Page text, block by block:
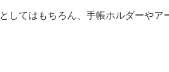
してはもちろん、手帳ホルダーや